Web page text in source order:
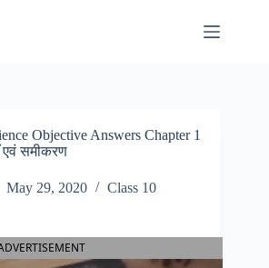
Objective Answers Chapter 1
एवं समीकरण
May 29, 2020 Class 10